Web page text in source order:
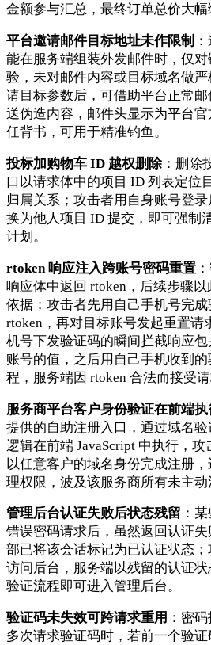
金额参与汇总，最终订单总价大幅
平台邀请邮件目标地址未作限制
能在服务端组装外发邮件时，仅
验，未对邮件内容或目标域名做
请目标参数后，可借助平台正常
送伪造内容，邮件头显示为平台
任背书，可用于精准钓鱼。
投标加购物车 ID 越权删除 ：删除
口以请求体中的项目 ID 列表定位
归属关系；攻击者用自身账号登
换为他人项目 ID 提交，即可强制
计划。
rtoken 响应注入跨账号密码重置
响应体中返回 rtoken，后续步骤
依据；攻击者先用自己手机号完
rtoken，再对目标账号发起重置请
机号下发验证码的瞬间拦截响应
账号的值，之后用自己手机收到
程，服务端因 rtoken 合法而接受
服务商平台客户身份验证在前端执
提供的自助注册入口，通过域名
逻辑在前端 JavaScript 中执行，
以任意客户的域名身份完成注册
理权限，波及该服务商所有未主动
管理后台认证失败后状态残留 ：
错误密码请求后，虽然返回认证
部已将该会话标记为已认证状态
访问后台，服务端以残留的认证
验证流程即可进入管理后台。
验证码未失效可跨请求重用 ：密
多次请求验证码时，若前一个验